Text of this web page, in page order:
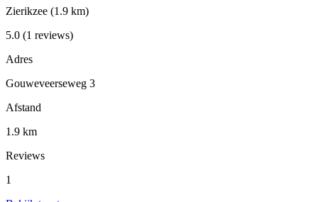
Zierikzee (1.9 km)
5.0 (1 reviews)
Adres
Gouweveerseweg 3
Afstand
1.9 km
Reviews
1